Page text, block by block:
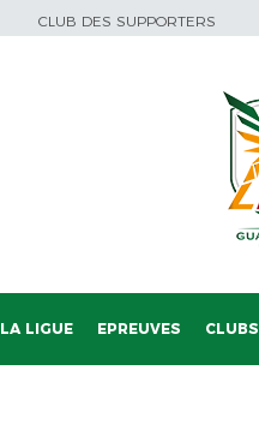
CLUB DES SUPPORTERS
LA LIGUE EPREUVES CLUBS